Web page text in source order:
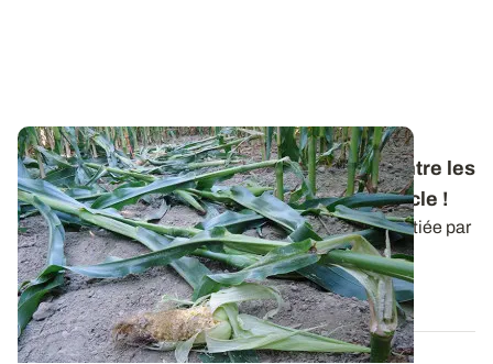
Retours d’enquête - Pratiques de lutte contre les
dégâts de sangliers : pas de solution miracle !
Plus de 800 agriculteurs ont répondu à l’enquête initiée par
ARVALIS, l’AGPM et la FNPSMS...
06 FÉVR. 2020